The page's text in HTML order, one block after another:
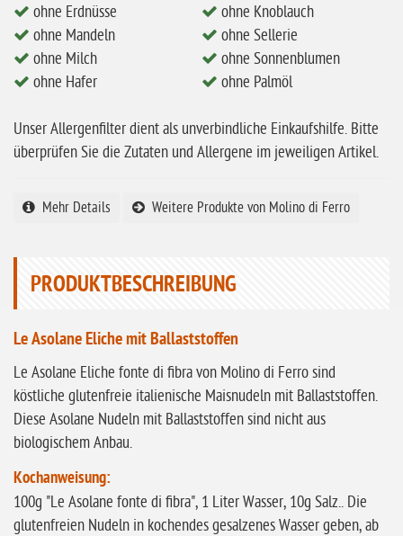
ohne Mais
ohne Senf
ohne Sesam
ohne Guarkernmehl
ohne Vanille
ohne Sellerie
ohne
ohne Palmöl
ohne Erdnüsse
ohne Mandeln
ohne Milch
ohne Hafer
ohne Knoblauch
ohne Sellerie
ohne Sonnenblumen
ohne Palmöl
Unser Allergenfilter dient als unverbindliche Einkaufshilfe. Bitte
überprüfen Sie die Zutaten und Allergene im jeweiligen Artikel.
Mehr Details Weitere Produkte von Molino di Ferro
PRODUKTBESCHREIBUNG
Le Asolane Eliche mit Ballaststoffen
Le Asolane Eliche fonte di fibra von Molino di Ferro sind
köstliche glutenfreie italienische Maisnudeln mit Ballaststoffen.
Diese Asolane Nudeln mit Ballaststoffen sind nicht aus
biologischem Anbau.
Kochanweisung:
100g "Le Asolane fonte di fibra", 1 Liter Wasser, 10g Salz.. Die
glutenfreien Nudeln in kochendes gesalzenes Wasser geben, ab